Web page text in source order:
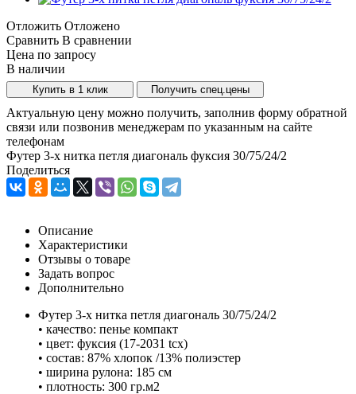
Отложить Отложено
Сравнить В сравнении
Цена по запросу
В наличии
Купить в 1 клик Получить спец.цены
Актуальную цену можно получить, заполнив форму обратной
связи или позвонив менеджерам по указанным на сайте
телефонам
Футер 3-х нитка петля диагональ фуксия 30/75/24/2
Поделиться
Описание
Характеристики
Отзывы о товаре
Задать вопрос
Дополнительно
Футер 3-х нитка петля диагональ 30/75/24/2
• качество: пенье компакт
• цвет: фуксия (17-2031 tcx)
• состав: 87% хлопок /13% полиэстер
• ширина рулона: 185 см
• плотность: 300 гр.м2